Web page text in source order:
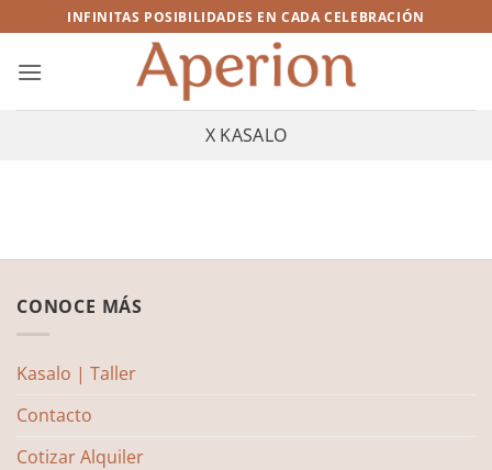
al
contenido
INFINITAS POSIBILIDADES EN CADA CELEBRACIÓN
X KASALO
CONOCE MÁS
Kasalo | Taller
Contacto
Cotizar Alquiler